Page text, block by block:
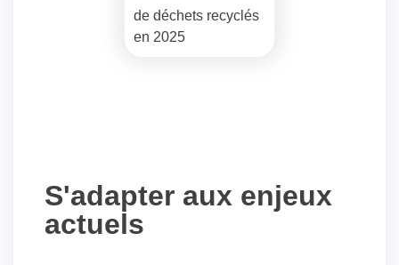
de déchets recyclés
en 2025
S'adapter aux enjeux
actuels